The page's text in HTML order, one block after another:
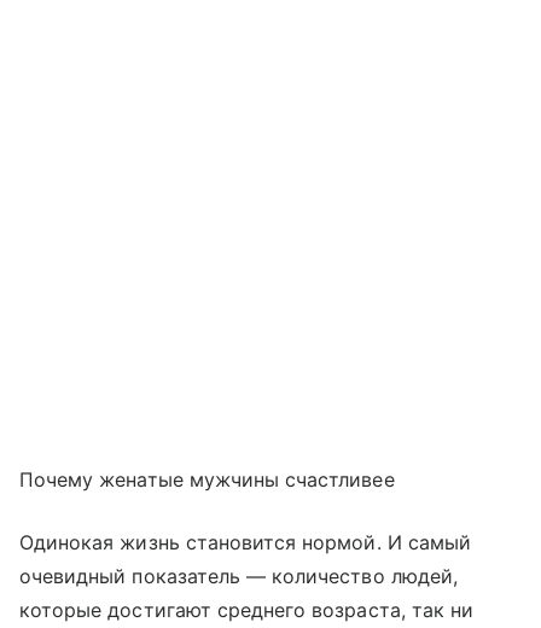
Почему женатые мужчины счастливее
Одинокая жизнь становится нормой. И самый
очевидный показатель — количество людей,
которые достигают среднего возраста, так ни